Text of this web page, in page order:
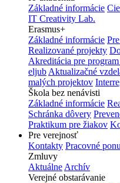
Základné informácie
IT Creativity Lab.
Erasmus+
Základné informácie
Realizované projekty
Akreditácia pre
eljub Aktualizačné
malých projektov
Škola bez nenávisti
Základné informácie
Schránka dôvery
Praktikum pre žiakov
Pre verejnosť
Kontakty Pracovné
Zmluvy
Aktuálne Archív
Verejné obstarávanie